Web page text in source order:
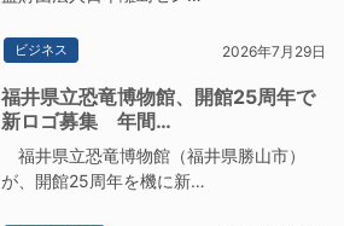
ビジネス 2026年7月29日
福井県立恐竜博物館、開館25周年で
新ロゴ募集 年間…
福井県立恐竜博物館（福井県勝山市）
が、開館25周年を機に新…